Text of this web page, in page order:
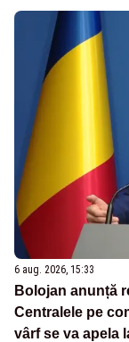
6 aug. 2026, 15:33
Bolojan anunță
Centralele pe
vârf se va apela